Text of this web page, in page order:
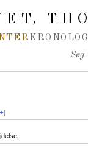
,
Søg
+]